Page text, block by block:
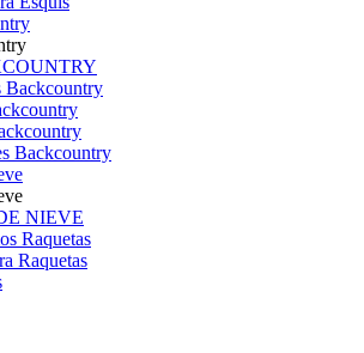
Backcountry
Backcountry
NIEVE
Raquetas
Raquetas